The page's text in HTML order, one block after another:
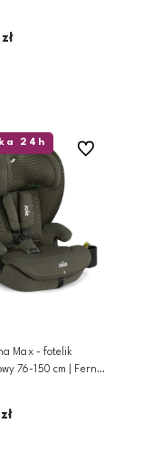
24h
Max - fotelik
76-150 cm | Fern
Do ulubionych